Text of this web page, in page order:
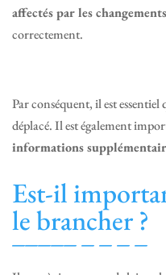
affectés par les
correctement.
Par conséquent, il est
déplacé. Il est également
informations
Est-il
le brancher ?